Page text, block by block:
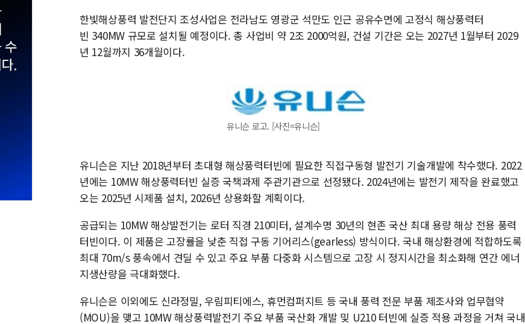
한빛해상풍력 발전단지 조성사업은 전라남도 영광군 석만도 인근 공유수면에 고정식 해상풍력터
빈 340MW 규모로 설치될 예정이다. 총 사업비 약 2조 2000억원, 건설 기간은 오는 2027년 1월부터 2029
년 12월까지 36개월이다.
유니슨 로고. [사진=유니슨]
유니슨은 지난 2018년부터 초대형 해상풍력터빈에 필요한 직접구동형 발전기 기술개발에 착수했다. 2022
년에는 10MW 해상풍력터빈 실증 국책과제 주관기관으로 선정됐다. 2024년에는 발전기 제작을 완료했고
오는 2025년 시제품 설치, 2026년 상용화할 계획이다.
공급되는 10MW 해상발전기는 로터 직경 210미터, 설계수명 30년의 현존 국산 최대 용량 해상 전용 풍력
터빈이다. 이 제품은 고장률을 낮춘 직접 구동 기어리스(gearless) 방식이다. 국내 해상환경에 적합하도록
최대 70m/s 풍속에서 견딜 수 있고 주요 부품 다중화 시스템으로 고장 시 정지시간을 최소화해 연간 에너
지생산량을 극대화했다.
유니슨은 이외에도 신라정밀, 우림피티에스, 휴먼컴퍼지트 등 국내 풍력 전문 부품 제조사와 업무협약
(MOU)을 맺고 10MW 해상풍력발전기 주요 부품 국산화 개발 및 U210 터빈에 실증 적용 과정을 거쳐 국내